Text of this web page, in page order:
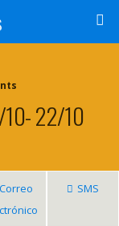
10- 22/10
Correo
SMS